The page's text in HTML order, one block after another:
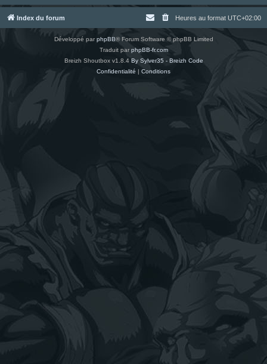
Index du forum Heures au format UTC+02:00
Développé parphpBB® Forum Software © phpBB Limited
Traduit par phpBB-fr.com
Breizh Shoutbox v1.8.4 By Sylver35 - Breizh Code
Confidentialité | Conditions